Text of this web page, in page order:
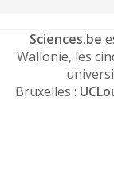
Sciences.be
Wallonie, les
Bruxelles :